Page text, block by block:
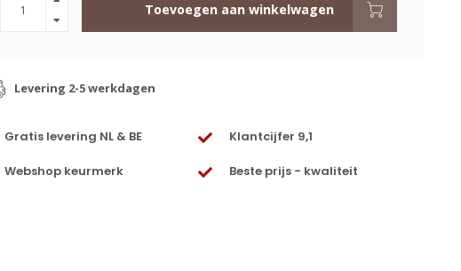
Toevoegen aan winkelwagen
Levering 2-5 werkdagen
Gratis levering NL & BE Klantcijfer 9,1
Webshop keurmerk Beste prijs - kwaliteit